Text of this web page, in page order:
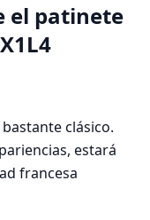
el patinete
clásico.
estará
francesa